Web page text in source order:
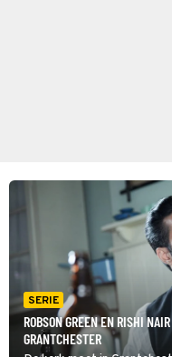
SERIE
ROBSON GREEN EN RISHI
GRANTCHESTER